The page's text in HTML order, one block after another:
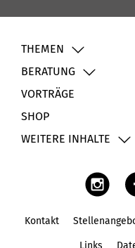
THEMEN
BERATUNG
VORTRÄGE
SHOP
WEITERE INHALTE
Kontakt